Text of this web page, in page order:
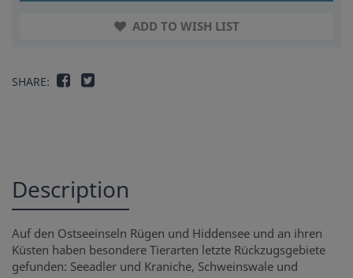
ADD TO WISH LIST
SHARE:
Description
Auf den Ostseeinseln Rügen und Hiddensee und an ihren
Küsten haben besondere Tierarten letzte Rückzugsgebiete
gefunden: Seeadler und Kraniche, Schweinswale und